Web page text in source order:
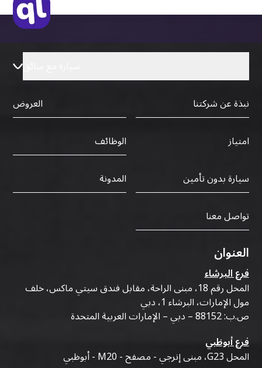
نبذة عن شركتنا
العروض
امتياز
الوظائف
سيارة بدون تأمين
المدونة
تواصل معنا
العنوان
فرع البرشاء
المحل رقم 18، مبنى الراحة، مقابل فندق سيتي ماكس، خلف
مول الإمارات، البرشاء 1، دبي
ص.ب: 88152 – دبي – الإمارات العربية المتحدة
فرع أبوظبي
المحل G23، مبنى إنرجي - مصفح - M20 - أبوظبي